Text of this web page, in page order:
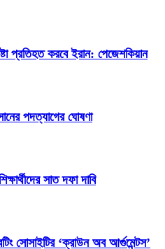
প্রতিহত করবে ইরান: পেজেশকিয়ান
পদত্যাগের ঘোষণা
সাত দফা দাবি
সোসাইটির ‘ক্রাউন অব আর্গুমেন্টস’